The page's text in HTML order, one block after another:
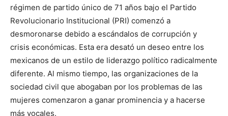
régimen de partido único de 71 años bajo el Partido
Revolucionario Institucional (PRI) comenzó a
desmoronarse debido a escándalos de corrupción y
crisis económicas. Esta era desató un deseo entre los
mexicanos de un estilo de liderazgo político radicalmente
diferente. Al mismo tiempo, las organizaciones de la
sociedad civil que abogaban por los problemas de las
mujeres comenzaron a ganar prominencia y a hacerse
más vocales.